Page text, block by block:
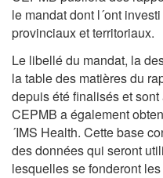
le mandat dont l´ont
provinciaux et territoriaux.
Le libellé du mandat, la
la table des matières du
depuis été finalisés et
CEPMB a également
´IMS Health. Cette base
des données qui seront
lesquelles se fonderont